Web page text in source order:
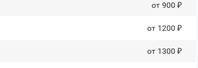
от 900 ₽
от 1200 ₽
от 1300 ₽